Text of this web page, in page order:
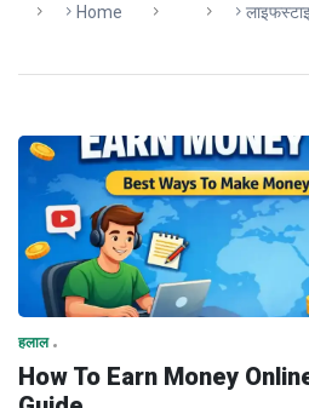
Home
हलाल
How To Earn Money